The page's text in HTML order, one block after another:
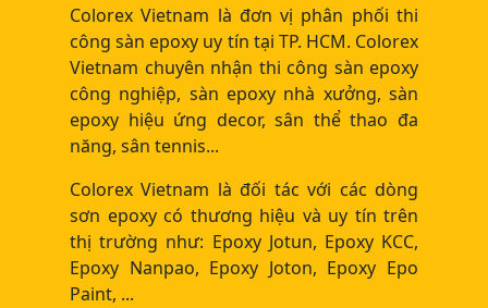
Colorex Vietnam là đơn vị phân phối thi
công sàn epoxy uy tín tại TP. HCM. Colorex
Vietnam chuyên nhận thi công sàn epoxy
công nghiệp, sàn epoxy nhà xưởng, sàn
epoxy hiệu ứng decor, sân thể thao đa
năng, sân tennis...
Colorex Vietnam là đối tác với các dòng
sơn epoxy có thương hiệu và uy tín trên
thị trường như: Epoxy Jotun, Epoxy KCC,
Epoxy Nanpao, Epoxy Joton, Epoxy Epo
Paint, ...